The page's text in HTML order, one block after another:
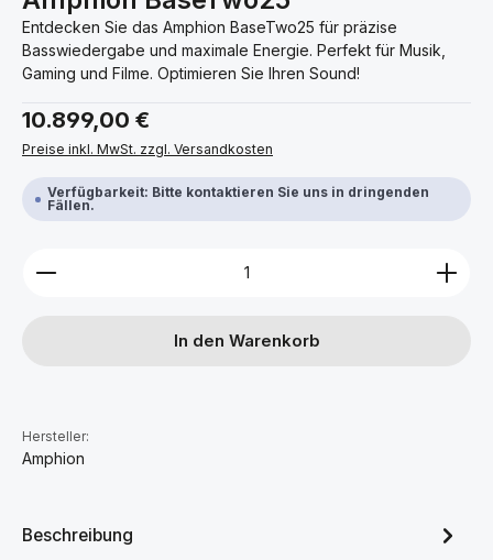
Entdecken Sie das Amphion BaseTwo25 für präzise
Basswiedergabe und maximale Energie. Perfekt für Musik,
Gaming und Filme. Optimieren Sie Ihren Sound!
Regulärer Preis:
10.899,00 €
Preise inkl. MwSt. zzgl. Versandkosten
Verfügbarkeit: Bitte kontaktieren Sie uns in dringenden
Fällen.
Produkt Anzahl: Gib den gewünschten Wert ein
In den Warenkorb
Hersteller:
Amphion
Beschreibung